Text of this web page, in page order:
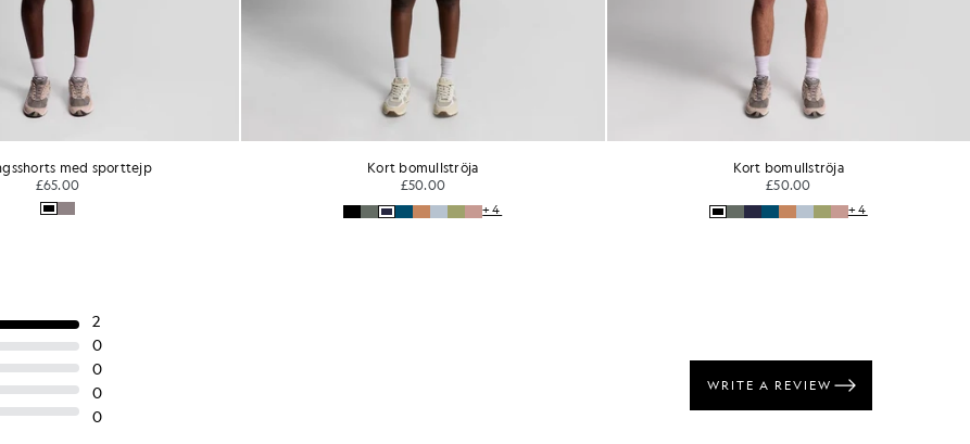
Kort bomullströja
£50.00
Kort bomullströja
£50.00
+4
Tröja i superfint bomull med 1/4-lång dragkedja
£80.00
+3